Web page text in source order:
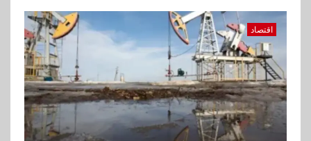
اقتصاد